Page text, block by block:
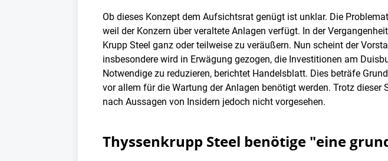
Ob dieses Konzept dem Aufsichtsrat genügt ist unklar. Die
weil der Konzern über veraltete Anlagen verfügt. In der
Krupp Steel ganz oder teilweise zu veräußern. Nun scheint der
insbesondere wird in Erwägung gezogen, die Investitionen am
Notwendige zu reduzieren, berichtet Handelsblatt. Dies beträfe
vor allem für die Wartung der Anlagen benötigt werden. Trotz
nach Aussagen von Insidern jedoch nicht vorgesehen.
Thyssenkrupp Steel benötige "eine